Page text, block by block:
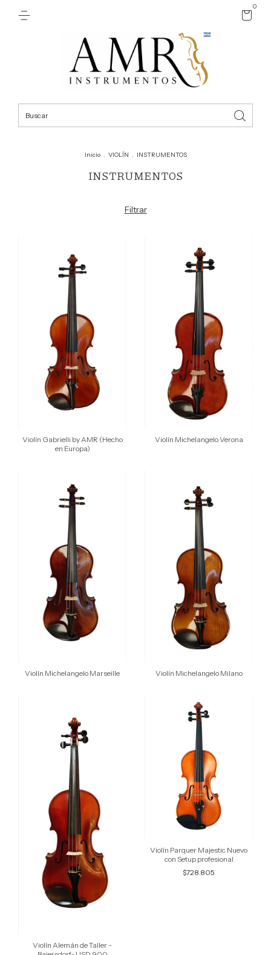
0
Inicio . VIOLÍN . INSTRUMENTOS
INSTRUMENTOS
Filtrar
Violín Gabrielli by AMR (Hecho
en Europa)
Violín Michelangelo Verona
Violín Michelangelo Marseille Violín Michelangelo Milano
Violín Alemán de Taller -
Violín Parquer Majestic Nuevo
con Setup profesional
$728.805